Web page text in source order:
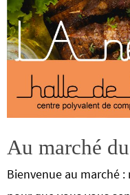
Au marché
Bienvenue au marché